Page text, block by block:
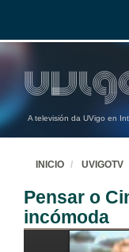
A televisión da UVigo en
INICIO UVIGOTV
Pensar o
incómoda